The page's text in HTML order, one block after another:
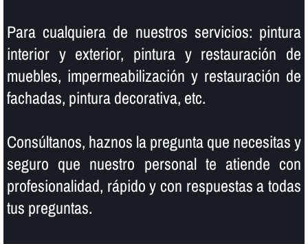
Para cualquiera de nuestros servicios: pintura
interior y exterior, pintura y restauración de
muebles, impermeabilización y restauración de
fachadas, pintura decorativa, etc.
Consúltanos, haznos la pregunta que necesitas y
seguro que nuestro personal te atiende con
profesionalidad, rápido y con respuestas a todas
tus preguntas.